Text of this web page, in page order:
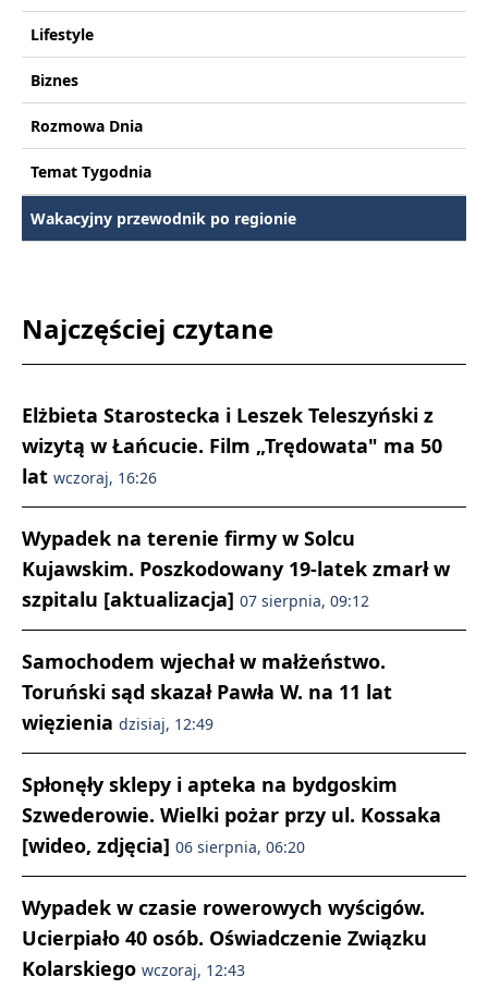
Lifestyle
Biznes
Rozmowa Dnia
Temat Tygodnia
Wakacyjny przewodnik po regionie
Najczęściej czytane
Elżbieta Starostecka i Leszek Teleszyński z
wizytą w Łańcucie. Film „Trędowata" ma 50
lat wczoraj, 16:26
Wypadek na terenie firmy w Solcu
Kujawskim. Poszkodowany 19-latek zmarł w
szpitalu [aktualizacja] 07 sierpnia, 09:12
Samochodem wjechał w małżeństwo.
Toruński sąd skazał Pawła W. na 11 lat
więzienia dzisiaj, 12:49
Spłonęły sklepy i apteka na bydgoskim
Szwederowie. Wielki pożar przy ul. Kossaka
[wideo, zdjęcia] 06 sierpnia, 06:20
Wypadek w czasie rowerowych wyścigów.
Ucierpiało 40 osób. Oświadczenie Związku
Kolarskiego wczoraj, 12:43